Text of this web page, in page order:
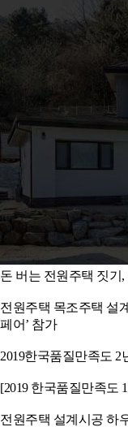
돈 버는 전원주택 짓기
전원주택 목조주택 설
페어’ 참가
2019한국품질만족도 2
[2019 한국품질만족도
전원주택 설계시공 하